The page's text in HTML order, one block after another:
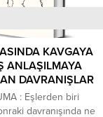
KAVGAYA
ANLAŞILMAYA
DAVRANIŞLAR
: Eşlerden biri
davranışında ne